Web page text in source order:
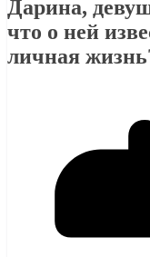
Дарина,
что о ней
личная